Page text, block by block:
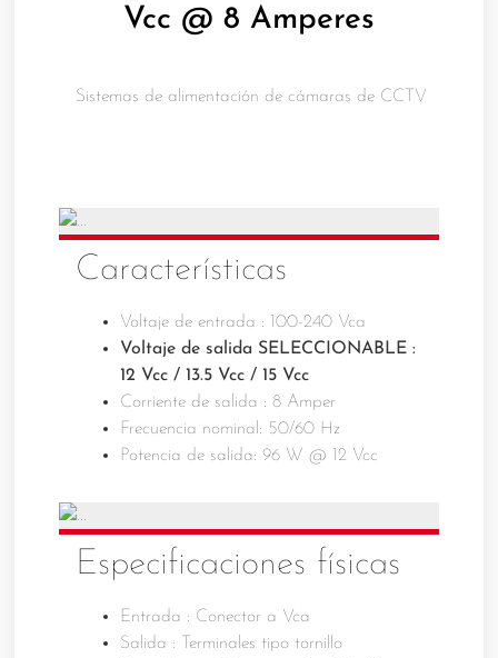
Vcc @ 8 Amperes
Sistemas de alimentación de cámaras de CCTV
Características
Voltaje de entrada : 100-240 Vca
Voltaje de salida SELECCIONABLE :
12 Vcc / 13.5 Vcc / 15 Vcc
Corriente de salida : 8 Amper
Frecuencia nominal: 50/60 Hz
Potencia de salida: 96 W @ 12 Vcc
Especificaciones físicas
Entrada : Conector a Vca
Salida : Terminales tipo tornillo